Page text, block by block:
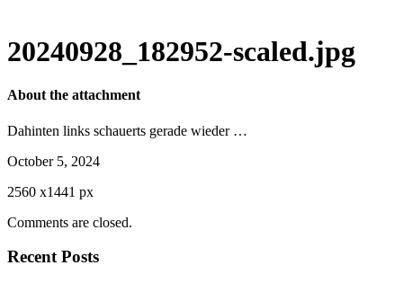
20240928_182952-scaled.jpg
About the attachment
Dahinten links schauerts gerade wieder …
October 5, 2024
2560 x1441 px
Comments are closed.
Recent Posts